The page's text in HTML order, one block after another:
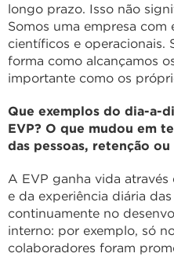
longo prazo. Isso não
Somos uma empresa com
científicos e operacionais.
forma como alcançamos
importante como os
Que exemplos do dia-a-
EVP? O que mudou em
das pessoas, retenção ou
A EVP ganha vida
e da experiência diária
continuamente no
interno: por exemplo, só
colaboradores foram